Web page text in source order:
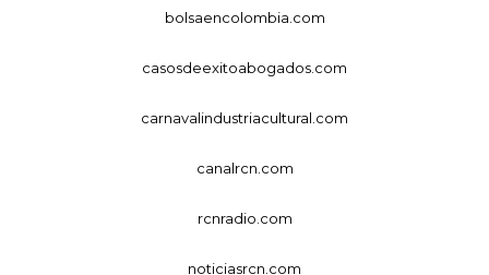
bolsaencolombia.com
casosdeexitoabogados.com
carnavalindustriacultural.com
canalrcn.com
rcnradio.com
noticiasrcn.com